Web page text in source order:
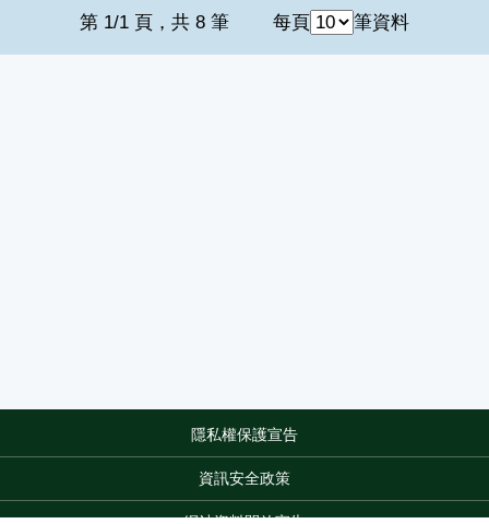
第 1/1 頁，共 8 筆 每頁 筆資料
隱私權保護宣告
資訊安全政策